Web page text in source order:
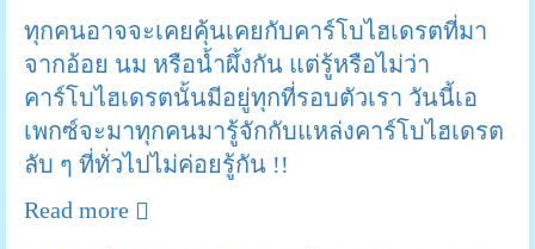
ทุกคนอาจจะเคยคุ้นเคยกับคาร์โบไฮเดรตที่มา
จากอ้อย นม หรือน้ำผึ้งกัน แต่รู้หรือไม่ว่า
คาร์โบไฮเดรตนั้นมีอยู่ทุกที่รอบตัวเรา วันนี้เอ
เพกซ์จะมาทุกคนมารู้จักกับแหล่งคาร์โบไฮเดรต
ลับ ๆ ที่ทั่วไปไม่ค่อยรู้กัน !!
Read more